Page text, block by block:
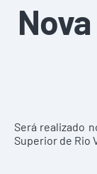
Será realizado
Superior de Rio